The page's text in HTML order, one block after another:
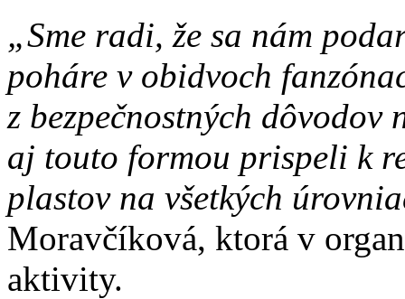
„Sme radi, že sa nám
poháre v obidvoch
z bezpečnostných
aj touto formou prispeli k
plastov na všetkých
Moravčíková, ktorá v
aktivity.